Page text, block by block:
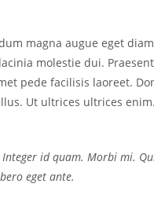
magna augue eget
molestie dui.
pede facilisis laoreet.
Ut ultrices ultrices
id quam. Morbi mi.
eget ante.